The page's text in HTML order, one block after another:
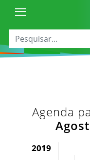
Agenda
2019